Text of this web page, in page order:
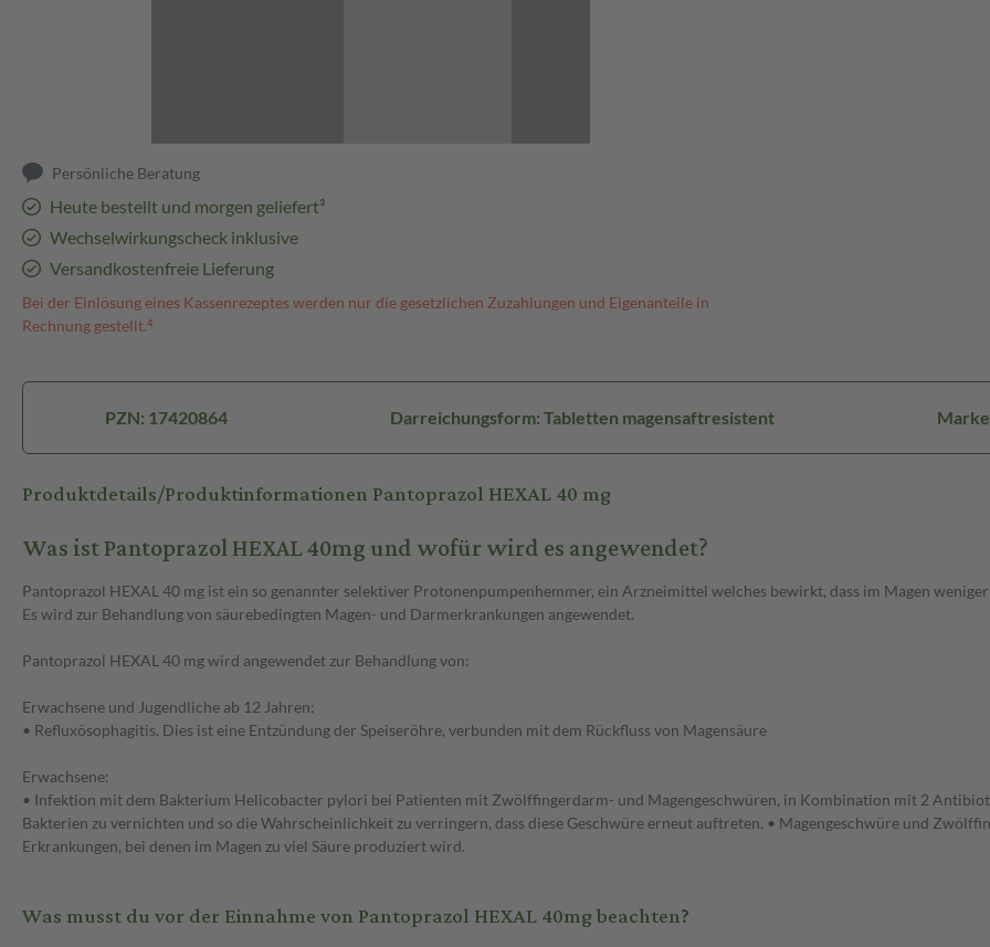
Persönliche Beratung
Heute bestellt und morgen geliefert³
Wechselwirkungscheck inklusive
Versandkostenfreie Lieferung
Bei der Einlösung eines Kassenrezeptes werden nur die gesetzlichen Zuzahlungen und Eigenanteile in
Rechnung gestellt.⁴
PZN: 17420864 Darreichungsform: Tabletten magensaftresistent
Produktdetails/Produktinformationen Pantoprazol HEXAL 40 mg
Was ist Pantoprazol HEXAL 40mg und wofür wird es angewendet?
Pantoprazol HEXAL 40 mg ist ein so genannter selektiver Protonenpumpenhemmer, ein Arzneimittel welches bewirkt, dass im Magen
Es wird zur Behandlung von säurebedingten Magen- und Darmerkrankungen angewendet.
Pantoprazol HEXAL 40 mg wird angewendet zur Behandlung von:
Erwachsene und Jugendliche ab 12 Jahren:
• Refluxösophagitis. Dies ist eine Entzündung der Speiseröhre, verbunden mit dem Rückfluss von Magensäure
Erwachsene:
• Infektion mit dem Bakterium Helicobacter pylori bei Patienten mit Zwölffingerdarm- und Magengeschwüren, in Kombination mit 2
Bakterien zu vernichten und so die Wahrscheinlichkeit zu verringern, dass diese Geschwüre erneut auftreten. • Magengeschwüre und
Erkrankungen, bei denen im Magen zu viel Säure produziert wird.
Was musst du vor der Einnahme von Pantoprazol HEXAL 40mg beachten?